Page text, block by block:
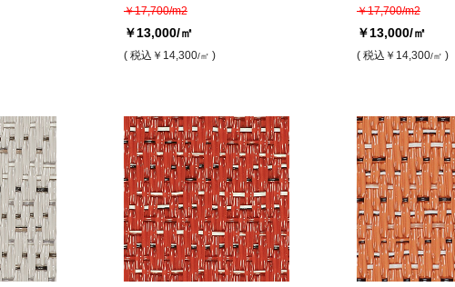
￥17,700/m2
￥13,000/㎡
( 税込 ￥14,300/㎡ )
￥17,700/m2
￥13,000/㎡
( 税込 ￥14,300/㎡ )